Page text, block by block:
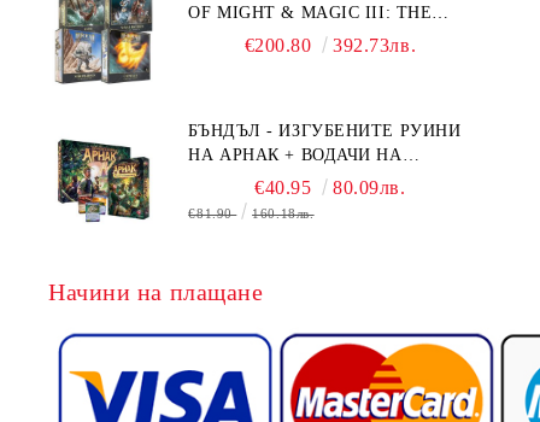
OF MIGHT & MAGIC III: THE
BOARD GAME EXPANSIONS -
€200.80 392.73лв.
БЪНДЪЛ - ИЗГУБЕНИТЕ РУИНИ
НА АРНАК + ВОДАЧИ НА
ЕКСПЕДИЦИИ + ПРОМО КАРТИ
БЕЗПЛАТНО
€40.95 80.09лв.
€81.90 160.18лв.
Начини на плащане